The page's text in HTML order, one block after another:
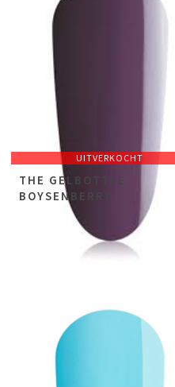
UITVERKOCHT
THE GELBOTTLE
BOYSENBERRY
28,98